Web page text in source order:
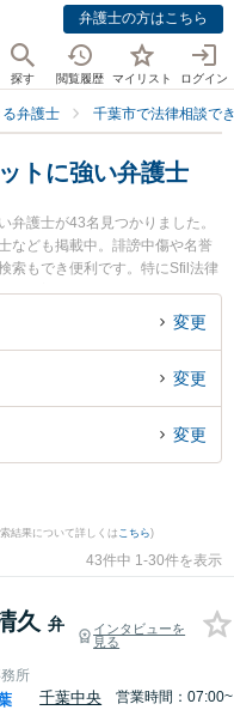
弁護士の方はこちら
探す 閲覧履歴 マイリスト ログイン
弁護士 千葉市で法律相談で
トに強い弁護士
弁護士が43名見つかりました。
なども掲載中。誹謗中傷や名誉
索もでき便利です。特にSfil法律
田 珠美弁護士、佐野総合法律事
弁護士費用、強みなどが注目さ
料でインターネットを法律相談
い』などでお困りの相談者さん
変更
変更
変更
結果について詳しくはこちら)
43件中 1-30件を表示
久 弁
インタビューを
見る
所
千葉中央
営業時間：07:00~